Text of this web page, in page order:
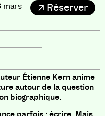
mars
Réserver
Étienne Kern anime
autour de la question
biographique.